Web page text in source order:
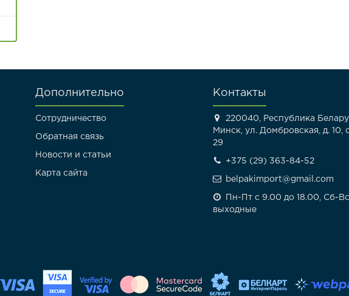
Дополнительно
Сотрудничество
Обратная связь
Новости и статьи
Карта сайта
Контакты
220040, Республика
Минск, ул. Домбровская, д. 10,
29
+375 (29) 363-84-52
belpakimport@gmail.com
Пн-Пт с 9.00 до 18.00, Сб-Вс
выходные